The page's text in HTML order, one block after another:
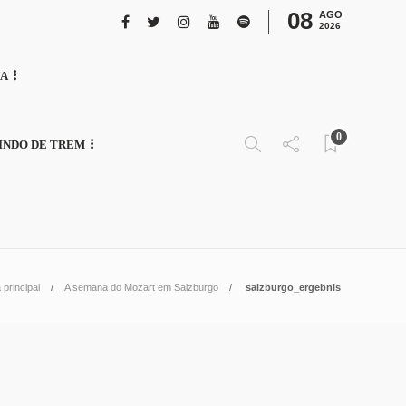
08 AGO
2026
DE TREM
0
principal A semana do Mozart em Salzburgo salzburgo_ergebnis